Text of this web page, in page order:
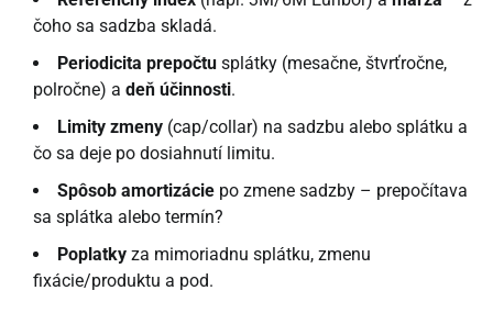
čoho sa sadzba skladá.
Periodicita prepočtu splátky (mesačne, štvrťročne,
polročne) a deň účinnosti.
Limity zmeny (cap/collar) na sadzbu alebo splátku a
čo sa deje po dosiahnutí limitu.
Spôsob amortizácie po zmene sadzby – prepočítava
sa splátka alebo termín?
Poplatky za mimoriadnu splátku, zmenu
fixácie/produktu a pod.